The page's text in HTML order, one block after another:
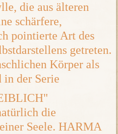
die aus älteren
schärfere,
pointierte Art des
getreten.
Körper als
der Serie
die
Seele. HARMA